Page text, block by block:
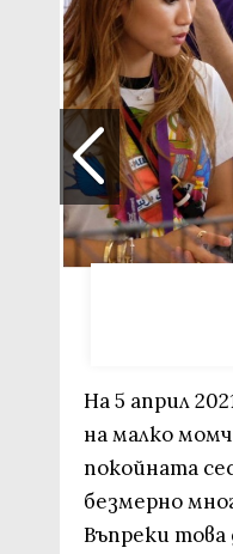
На 5 април
на малко
покойната
безмерно
Въпреки това